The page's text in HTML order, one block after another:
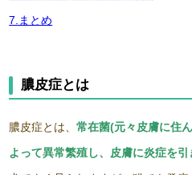
7.まとめ
膿皮症とは
膿皮症とは、常在菌(元々皮膚に住
よって異常繁殖し、皮膚に炎症を